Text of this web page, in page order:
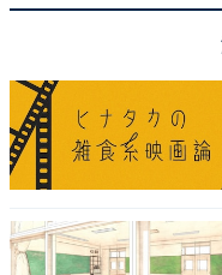
tbcラジオ
NBCラジオ
— 【公式】ニッ